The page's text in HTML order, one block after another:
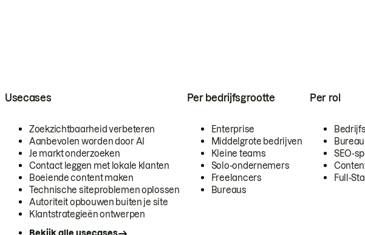
Usecases
Zoekzichtbaarheid verbeteren
Aanbevolen worden door AI
Je markt onderzoeken
Contact leggen met lokale klanten
Boeiende content maken
Technische siteproblemen oplossen
Autoriteit opbouwen buiten je site
Klantstrategieën ontwerpen
Per bedrijfsgrootte
Enterprise
Middelgrote bedrijven
Kleine teams
Solo-ondernemers
Freelancers
Bureaus
Per rol
SEO-
Full-